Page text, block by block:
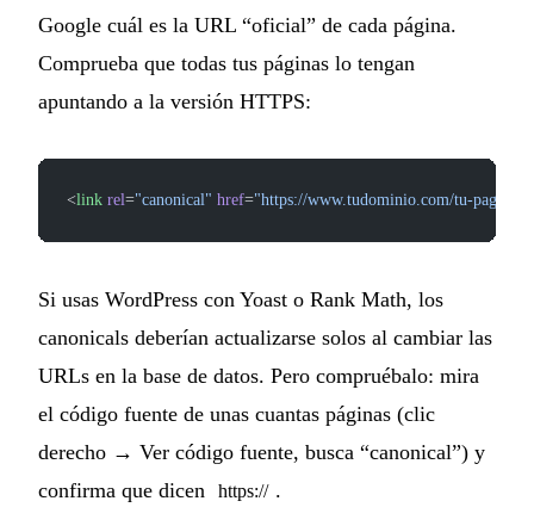
Google cuál es la URL “oficial” de cada página.
Comprueba que todas tus páginas lo tengan
apuntando a la versión HTTPS:
<link rel="canonical" href="https://www.tudominio.com/tu-pagina/"
Si usas WordPress con Yoast o Rank Math, los
canonicals deberían actualizarse solos al cambiar las
URLs en la base de datos. Pero compruébalo: mira
el código fuente de unas cuantas páginas (clic
derecho → Ver código fuente, busca “canonical”) y
confirma que dicen
https:// .